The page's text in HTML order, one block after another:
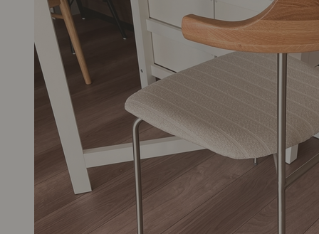
ステンレスの細い脚と背もたれの木の組み合わせが気に入っ
購入しました。
脚が細いのでダイニングテーブル周りがスッキリ見えて部屋
広く感じます。
我が家ではラグを敷いておらず、イスの脚が細いので床に傷
つかないか少し心配でしたが、今のところ床に傷はついてい
床接着面のゴムが少しずつ緩んでくるので、定期的に締め直
必要があります。
肘おきをテーブルに引っかかることができるので、掃除の時